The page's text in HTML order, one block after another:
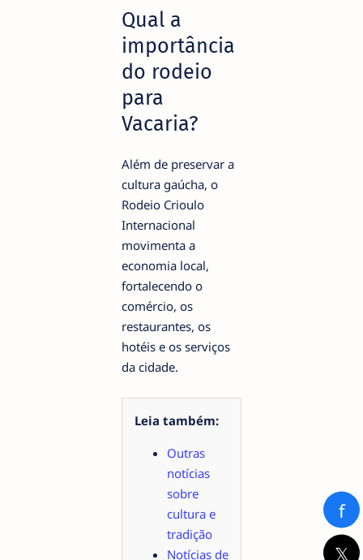
Qual a
importância
do rodeio
para
Vacaria?
Além de preservar a
cultura gaúcha, o
Rodeio Crioulo
Internacional
movimenta a
economia local,
fortalecendo o
comércio, os
restaurantes, os
hotéis e os serviços
da cidade.
Leia também:
Outras
notícias
sobre
cultura e
tradição
Notícias de
f
𝕏